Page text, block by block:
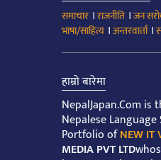
समाचार ।राजनीति ।जन
भाषा/साहित्य ।अन्तरवार्ता।
हाम्रो बारेमा
NepalJapan.Com is
Nepalese
Portfolio ofNEW IT
MEDIA PVT LTD